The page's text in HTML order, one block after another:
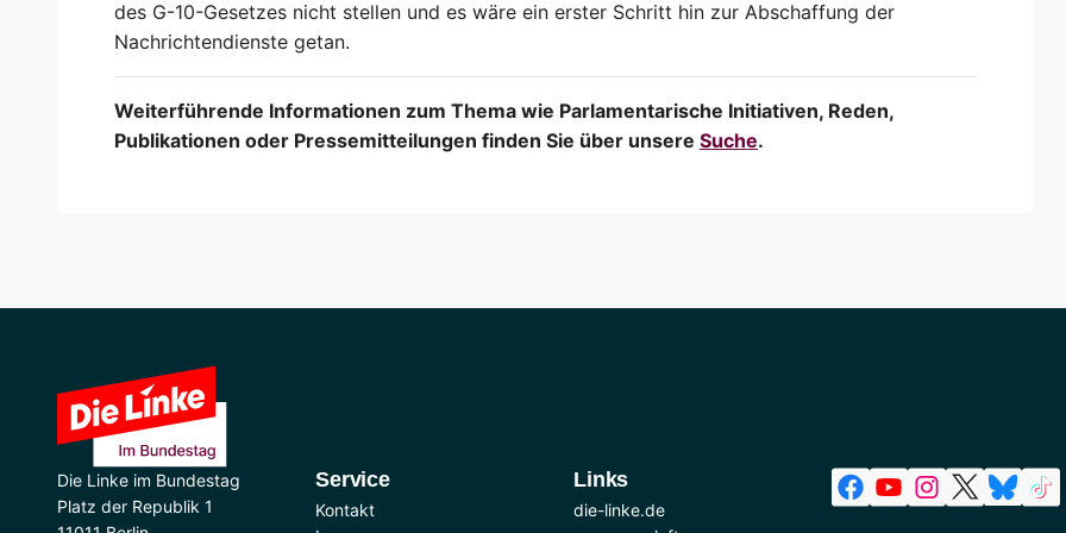
des G-10-Gesetzes nicht stellen und es wäre ein erster Schritt hin zur Abschaffung der
Nachrichtendienste getan.
Weiterführende Informationen zum Thema wie Parlamentarische Initiativen, Reden,
Publikationen oder Pressemitteilungen finden Sie über unsere Suche.
Die Linke im Bundestag
Platz der Republik 1
Service
Kontakt
Links
die-linke.de